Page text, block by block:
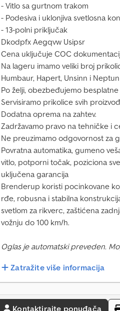
- Vitlo sa gurtnom trakom
- Podesiva i uklonjiva svetlosna
- 13-polni priključak
Dkodpfx Aegqvw Usipsr
Cena uključuje COC
Na lageru imamo veliki broj
Humbaur, Hapert, Unsinn i Neptun
Po želji, obezbeđujemo
Servisiramo prikolice svih
Dodatna oprema na zahtev.
Zadržavamo pravo na tehničke i
Ne preuzimamo odgovornost za
Povratna automatika, gumeno
vitlo, potporni točak, poziciona
uključena garancija
Brenderup koristi pocinkovane
rđe, robusna i stabilna
svetlom za rikverc, zaštićena
vožnju do 100 km/h.
Oglas je automatski preveden.
Zatražite više informacija
Kontaktirajte ponuđača